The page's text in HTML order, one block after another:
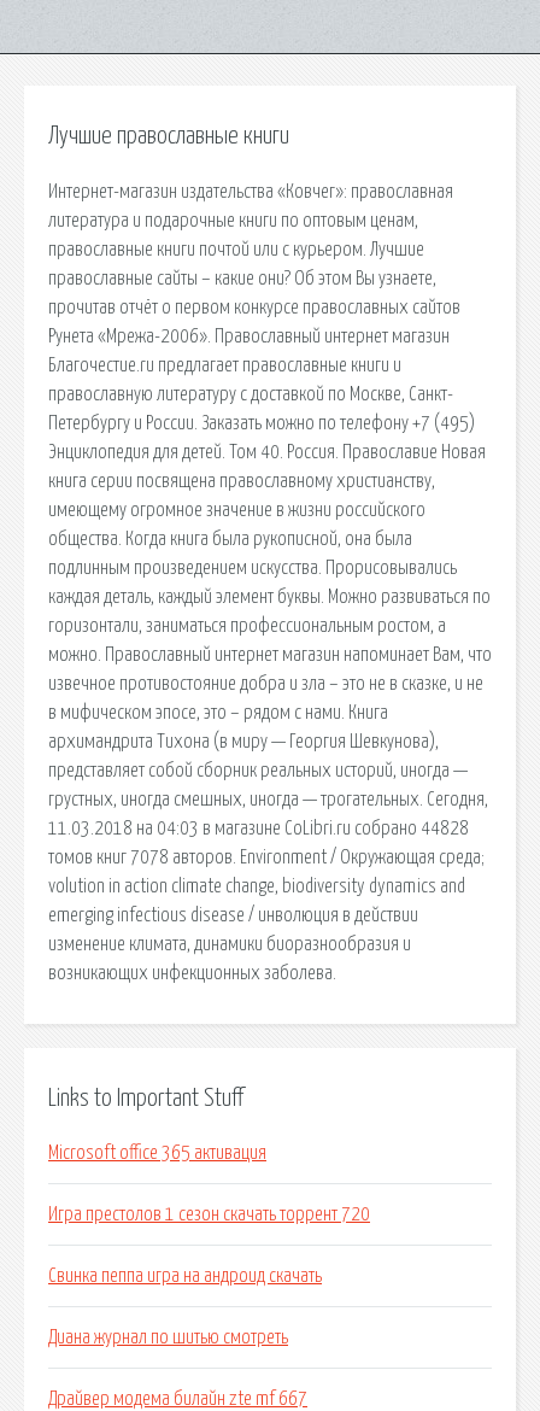
Лучшие православные книги
Интернет-магазин издательства «Ковчег»: православная
литература и подарочные книги по оптовым ценам,
православные книги почтой или с курьером. Лучшие
православные сайты – какие они? Об этом Вы узнаете,
прочитав отчёт о первом конкурсе православных сайтов
Рунета «Мрежа-2006». Православный интернет магазин
Благочестие.ru предлагает православные книги и
православную литературу с доставкой по Москве, Санкт-
Петербургу и России. Заказать можно по телефону +7 (495)
Энциклопедия для детей. Том 40. Россия. Православие Новая
книга серии посвящена православному христианству,
имеющему огромное значение в жизни российского
общества. Когда книга была рукописной, она была
подлинным произведением искусства. Прорисовывались
каждая деталь, каждый элемент буквы. Можно развиваться по
горизонтали, заниматься профессиональным ростом, а
можно. Православный интернет магазин напоминает Вам, что
извечное противостояние добра и зла – это не в сказке, и не
в мифическом эпосе, это – рядом с нами. Книга
архимандрита Тихона (в миру — Георгия Шевкунова),
представляет собой сборник реальных историй, иногда —
грустных, иногда смешных, иногда — трогательных. Сегодня,
11.03.2018 на 04:03 в магазине CoLibri.ru собрано 44828
томов книг 7078 авторов. Environment / Окружающая среда;
volution in action climate change, biodiversity dynamics and
emerging infectious disease / инволюция в действии
изменение климата, динамики биоразнообразия и
возникающих инфекционных заболева.
Links to Important Stuff
Microsoft office 365 активация
Игра престолов 1 сезон скачать торрент 720
Свинка пеппа игра на андроид скачать
Диана журнал по шитью смотреть
Драйвер модема билайн zte mf 667